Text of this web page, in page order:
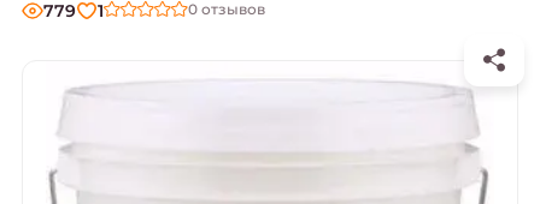
779 1 0 отзывов